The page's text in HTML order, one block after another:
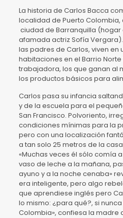
La historia de Carlos Bacca
localidad de Puerto
ciudad de Barranquilla (hogar
afamada actriz Sofía Vergara).
las padres de Carlos, viven
habitaciones en el Barrio
trabajadora, los que ganan al
los productos básicos para
Carlos pasa su infancia
y de la escuela para el
San Francisco. Polvoriento,
condiciones mínimas para la
pero con una localización
a tan solo 25 metros de la
«Muchas veces él sólo comía
vaso de leche a la mañana,
ayuno y a la noche cenaba»
era inteligente, pero algo
que aprendiese inglés pero
lo mismo: ¿para qué?, si
Colombia», confiesa la madre